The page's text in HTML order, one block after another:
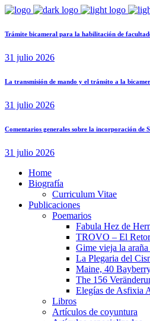
Trámite bicameral para la habilitación de
31 julio 2026
La transmisión de mando y el tránsito a la
31 julio 2026
Comentarios generales sobre la incorporación de
31 julio 2026
Home
Biografía
Curriculum Vitae​
Publicaciones
Poemarios
Fabula Hez de
TROVO – El
Gime vieja la
La Plegaria del
Maine, 40
The 156
Elegías de Asfixia
Libros
Artículos de coyuntura